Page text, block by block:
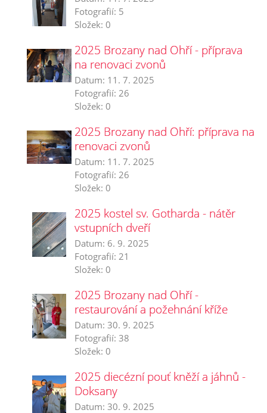
Fotografií: 5
Složek: 0
2025 Brozany nad Ohří - příprava
na renovaci zvonů
Datum: 11. 7. 2025
Fotografií: 26
Složek: 0
2025 Brozany nad Ohří: příprava na
renovaci zvonů
Datum: 11. 7. 2025
Fotografií: 26
Složek: 0
2025 kostel sv. Gotharda - nátěr
vstupních dveří
Datum: 6. 9. 2025
Fotografií: 21
Složek: 0
2025 Brozany nad Ohří -
restaurování a požehnání kříže
Datum: 30. 9. 2025
Fotografií: 38
Složek: 0
2025 diecézní pouť kněží a jáhnů -
Doksany
Datum: 30. 9. 2025